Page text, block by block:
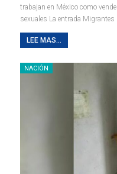
trabajan en México como
sexuales La entrada Migrantes
LEE MAS...
NACIÓN